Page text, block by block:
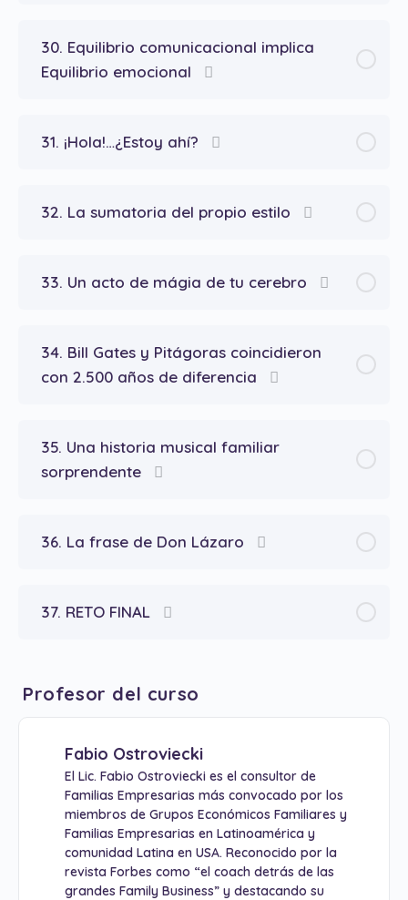
30. Equilibrio comunicacional implica
Equilibrio emocional
31. ¡Hola!…¿Estoy ahí?
32. La sumatoria del propio estilo
33. Un acto de mágia de tu cerebro
34. Bill Gates y Pitágoras coincidieron
con 2.500 años de diferencia
35. Una historia musical familiar
sorprendente
36. La frase de Don Lázaro
37. RETO FINAL
Profesor del curso
Fabio Ostroviecki
El Lic. Fabio Ostroviecki es el consultor de
Familias Empresarias más convocado por los
miembros de Grupos Económicos Familiares y
Familias Empresarias en Latinoamérica y
comunidad Latina en USA. Reconocido por la
revista Forbes como “el coach detrás de las
grandes Family Business” y destacando su